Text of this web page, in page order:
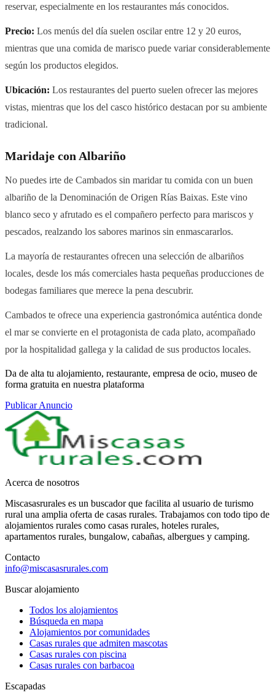
reservar, especialmente en los restaurantes más conocidos.
Precio: Los menús del día suelen oscilar entre 12 y 20 euros,
mientras que una comida de marisco puede variar considerablemente
según los productos elegidos.
Ubicación: Los restaurantes del puerto suelen ofrecer las mejores
vistas, mientras que los del casco histórico destacan por su ambiente
tradicional.
Maridaje con Albariño
No puedes irte de Cambados sin maridar tu comida con un buen
albariño de la Denominación de Origen Rías Baixas. Este vino
blanco seco y afrutado es el compañero perfecto para mariscos y
pescados, realzando los sabores marinos sin enmascararlos.
La mayoría de restaurantes ofrecen una selección de albariños
locales, desde los más comerciales hasta pequeñas producciones de
bodegas familiares que merece la pena descubrir.
Cambados te ofrece una experiencia gastronómica auténtica donde
el mar se convierte en el protagonista de cada plato, acompañado
por la hospitalidad gallega y la calidad de sus productos locales.
Da de alta tu alojamiento, restaurante, empresa de ocio, museo de
forma gratuita en nuestra plataforma
Publicar Anuncio
Acerca de nosotros
Miscasasrurales es un buscador que facilita al usuario de turismo
rural una amplia oferta de casas rurales. Trabajamos con todo tipo de
alojamientos rurales como casas rurales, hoteles rurales,
apartamentos rurales, bungalow, cabañas, albergues y camping.
Contacto
info@miscasasrurales.com
Buscar alojamiento
Todos los alojamientos
Búsqueda en mapa
Alojamientos por comunidades
Casas rurales que admiten mascotas
Casas rurales con piscina
Casas rurales con barbacoa
Escapadas